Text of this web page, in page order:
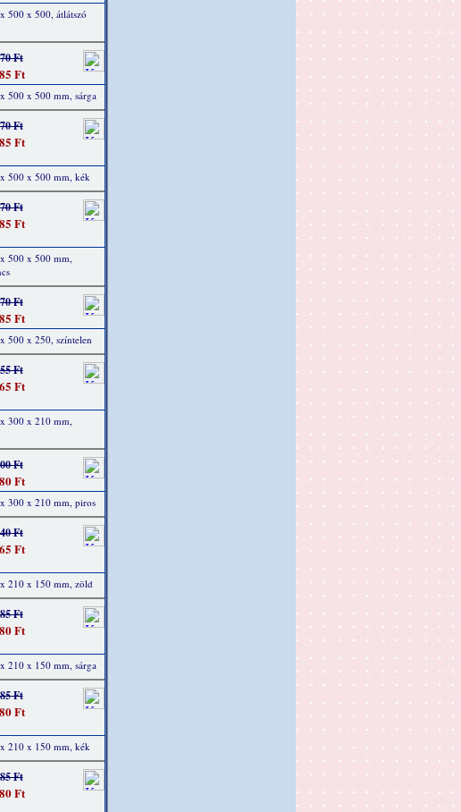
500 x 500, átlátszó
Ft
Ft
500 x 500 mm, sárga
Ft
Ft
500 x 500 mm, kék
Ft
Ft
500 x 500 mm,
Ft
Ft
500 x 250, színtelen
Ft
Ft
300 x 210 mm,
Ft
Ft
300 x 210 mm, piros
Ft
Ft
210 x 150 mm, zöld
Ft
Ft
210 x 150 mm, sárga
Ft
Ft
210 x 150 mm, kék
Ft
Ft